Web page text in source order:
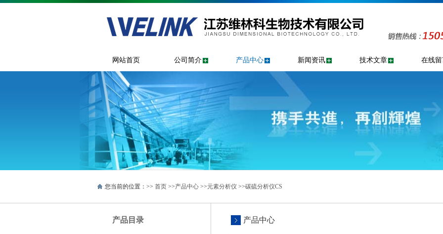
网站首页 公司简介 产品中心 新闻资讯 技术文章 在线留
您当前的位置：>> 首页 >>产品中心 >>元素分析仪 >>碳硫分析仪CS
产品目录 产品中心